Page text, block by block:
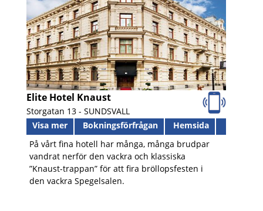
Elite Hotel Knaust
Storgatan 13 - SUNDSVALL
Visa mer
Bokningsförfrågan
Hemsida
På vårt fina hotell har många, många brudpar
vandrat nerför den vackra och klassiska
”Knaust-trappan” för att fira bröllopsfesten i
den vackra Spegelsalen.